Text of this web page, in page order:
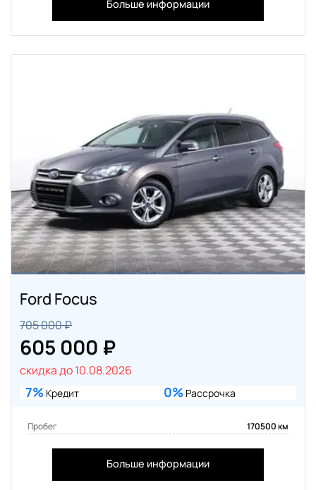
Больше информации
Ford Focus
705 000 ₽
605 000 ₽
скидка до 10.08.2026
7% Кредит 0% Рассрочка
Пробег 170500 км
Больше информации